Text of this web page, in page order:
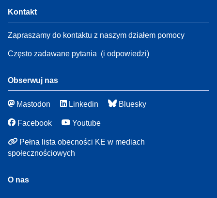
Kontakt
Zapraszamy do kontaktu z naszym działem pomocy
Często zadawane pytania (i odpowiedzi)
Obserwuj nas
Mastodon Linkedin Bluesky
Facebook Youtube
Pełna lista obecności KE w mediach
społecznościowych
O nas